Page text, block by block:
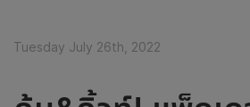
Tuesday July 26th, 2022